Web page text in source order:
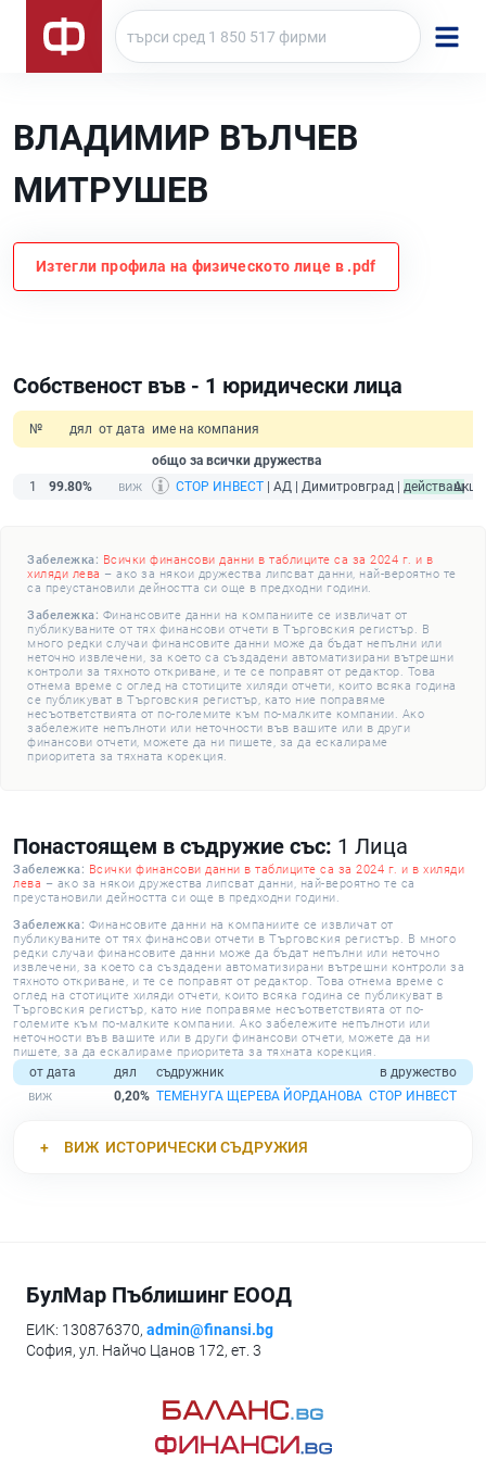
ВЛАДИМИР ВЪЛЧЕВ
МИТРУШЕВ
Изтегли профила на физическото лице в .pdf
Собственост във - 1 юридически лица
№ дял от дата име на компания
общо за всички дружества
1
99.80% СТОР ИНВЕСТ | АД | Димитровград | действащ
Забележка: Всички финансови данни в таблиците са за 2024 г. и в
хиляди лева – ако за някои дружества липсват данни, най-вероятно те
са преустановили дейността си още в предходни години.
Забележка: Финансовите данни на компаниите се извличат от
публикуваните от тях финансови отчети в Търговския регистър. В
много редки случаи финансовите данни може да бъдат непълни или
неточно извлечени, за което са създадени автоматизирани вътрешни
контроли за тяхното откриване, и те се поправят от редактор. Това
отнема време с оглед на стотиците хиляди отчети, които всяка година
се публикуват в Търговския регистър, като ние поправяме
несъответствията от по-големите към по-малките компании. Ако
забележите непълноти или неточности във вашите или в други
финансови отчети, можете да ни пишете, за да ескалираме
приоритета за тяхната корекция.
Понастоящем в съдружие със: 1 Лица
Забележка: Всички финансови данни в таблиците са за 2024 г. и в хиляди
лева – ако за някои дружества липсват данни, най-вероятно те са
преустановили дейността си още в предходни години.
Забележка: Финансовите данни на компаниите се извличат от
публикуваните от тях финансови отчети в Търговския регистър. В много
редки случаи финансовите данни може да бъдат непълни или неточно
извлечени, за което са създадени автоматизирани вътрешни контроли за
тяхното откриване, и те се поправят от редактор. Това отнема време с
оглед на стотиците хиляди отчети, които всяка година се публикуват в
Търговския регистър, като ние поправяме несъответствията от по-
големите към по-малките компании. Ако забележите непълноти или
неточности във вашите или в други финансови отчети, можете да ни
пишете, за да ескалираме приоритета за тяхната корекция.
от дата дял съдружник
в дружество
0,20% ТЕМЕНУГА ЩЕРЕВА ЙОРДАНОВА СТОР ИНВЕСТ
ВИЖ ИСТОРИЧЕСКИ СЪДРУЖИЯ
БулМар Пъблишинг ЕООД
ЕИК: 130876370, admin@finansi.bg
София, ул. Найчо Цанов 172, ет. 3